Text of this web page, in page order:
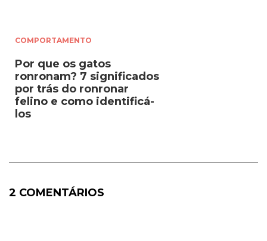
COMPORTAMENTO
Por que os gatos
ronronam? 7 significados
por trás do ronronar
felino e como identificá-
los
2 COMENTÁRIOS